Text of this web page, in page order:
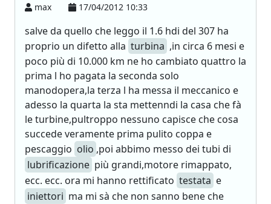
max 17/04/2012 10:33
salve da quello che leggo il 1.6 hdi del 307 ha
proprio un difetto alla turbina ,in circa 6 mesi e
poco più di 10.000 km ne ho cambiato quattro la
prima l ho pagata la seconda solo
manodopera,la terza l ha messa il meccanico e
adesso la quarta la sta mettenndi la casa che fà
le turbine,pultroppo nessuno capisce che cosa
succede veramente prima pulito coppa e
pescaggio olio ,poi abbimo messo dei tubi di
lubrificazione più grandi,motore rimappato,
ecc. ecc. ora mi hanno rettificato testata e
iniettori ma mi sà che non sanno bene che